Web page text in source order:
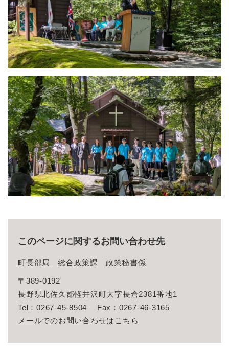
このページに関するお問い合わせ先
町長部局 総合政策課 政策秘書係
〒389-0192
長野県北佐久郡軽井沢町大字長倉2381番地1
Tel：0267-45-8504
Fax：0267-46-3165
メールでのお問い合わせはこちら